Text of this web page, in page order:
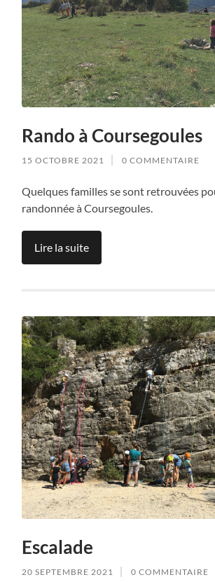
Rando à Coursegoules
15 OCTOBRE 2021 0 COMMENTAIRE
Quelques familles se sont retrouvées
randonnée à Coursegoules.
Lire la suite
Escalade
20 SEPTEMBRE 2021 0 COMMENTAIRE